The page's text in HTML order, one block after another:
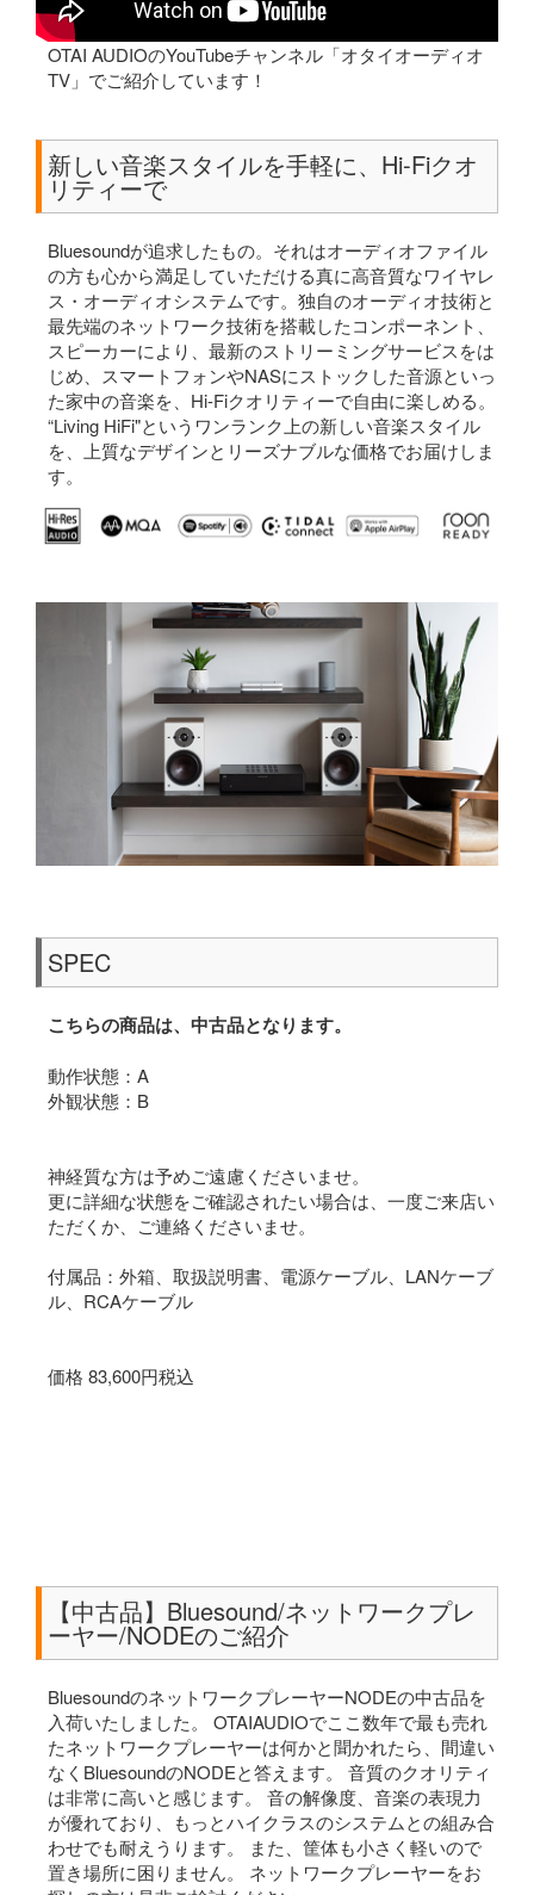
OTAI AUDIOのYouTubeチャンネル「オタイオーディオ
TV」でご紹介しています！
新しい音楽スタイルを手軽に、Hi-Fiクオ
リティーで
Bluesoundが追求したもの。それはオーディオファイル
の方も心から満足していただける真に高音質なワイヤレ
ス・オーディオシステムです。独自のオーディオ技術と
最先端のネットワーク技術を搭載したコンポーネント、
スピーカーにより、最新のストリーミングサービスをは
じめ、スマートフォンやNASにストックした音源といっ
た家中の音楽を、Hi-Fiクオリティーで自由に楽しめる。
“Living HiFi"というワンランク上の新しい音楽スタイル
を、上質なデザインとリーズナブルな価格でお届けしま
す。
SPEC
こちらの商品は、中古品となります。
動作状態：A
外観状態：B
神経質な方は予めご遠慮くださいませ。
更に詳細な状態をご確認されたい場合は、一度ご来店い
ただくか、ご連絡くださいませ。
付属品：外箱、取扱説明書、電源ケーブル、LANケーブ
ル、RCAケーブル
価格 83,600円税込
【中古品】Bluesound/ネットワークプレ
ーヤー/NODEのご紹介
BluesoundのネットワークプレーヤーNODEの中古品を
入荷いたしました。 OTAIAUDIOでここ数年で最も売れ
たネットワークプレーヤーは何かと聞かれたら、間違い
なくBluesoundのNODEと答えます。 音質のクオリティ
は非常に高いと感じます。 音の解像度、音楽の表現力
が優れており、もっとハイクラスのシステムとの組み合
わせでも耐えうります。 また、筐体も小さく軽いので
置き場所に困りません。 ネットワークプレーヤーをお